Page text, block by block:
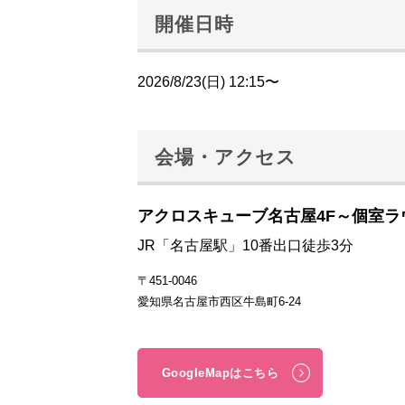
開催日時
2026/8/23(日) 12:15〜
会場・アクセス
アクロスキューブ名古屋4F～個室ラ
JR「名古屋駅」10番出口徒歩3分
〒451-0046
愛知県名古屋市西区牛島町6-24
GoogleMapはこちら